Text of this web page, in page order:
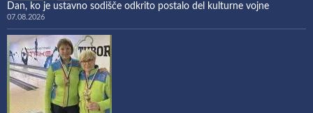
Dan, ko je ustavno sodišče odkrito postalo del kulturne vojne
07.08.2026